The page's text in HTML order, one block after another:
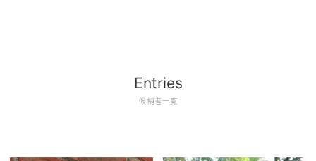
Entries
候補者一覧